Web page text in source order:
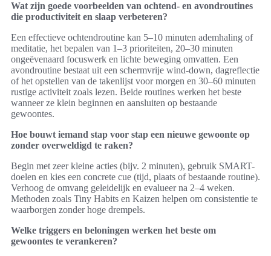
Wat zijn goede voorbeelden van ochtend- en avondroutines
die productiviteit en slaap verbeteren?
Een effectieve ochtendroutine kan 5–10 minuten ademhaling of
meditatie, het bepalen van 1–3 prioriteiten, 20–30 minuten
ongeëvenaard focuswerk en lichte beweging omvatten. Een
avondroutine bestaat uit een schermvrije wind-down, dagreflectie
of het opstellen van de takenlijst voor morgen en 30–60 minuten
rustige activiteit zoals lezen. Beide routines werken het beste
wanneer ze klein beginnen en aansluiten op bestaande
gewoontes.
Hoe bouwt iemand stap voor stap een nieuwe gewoonte op
zonder overweldigd te raken?
Begin met zeer kleine acties (bijv. 2 minuten), gebruik SMART-
doelen en kies een concrete cue (tijd, plaats of bestaande routine).
Verhoog de omvang geleidelijk en evalueer na 2–4 weken.
Methoden zoals Tiny Habits en Kaizen helpen om consistentie te
waarborgen zonder hoge drempels.
Welke triggers en beloningen werken het beste om
gewoontes te verankeren?